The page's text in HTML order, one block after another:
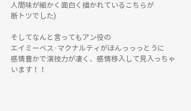
人間味が細かく面白く描かれているこちらが
断トツでした)
そしてなんと言ってもアン役の
エイミーベス･マクナルティがほんっっっとうに
感情豊かで演技力が凄く、感情移入して見入っちゃ
います！！